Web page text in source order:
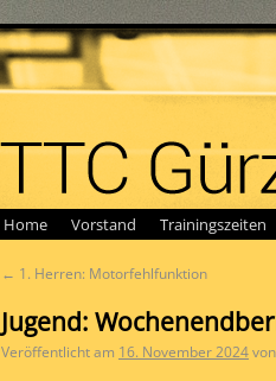
Home Vorstand Trainingszeiten
← 1. Herren: Motorfehlfunktion
Jugend:
Veröffentlicht am 16. November 2024von